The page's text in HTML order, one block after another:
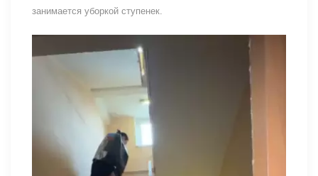
занимается уборкой ступенек.